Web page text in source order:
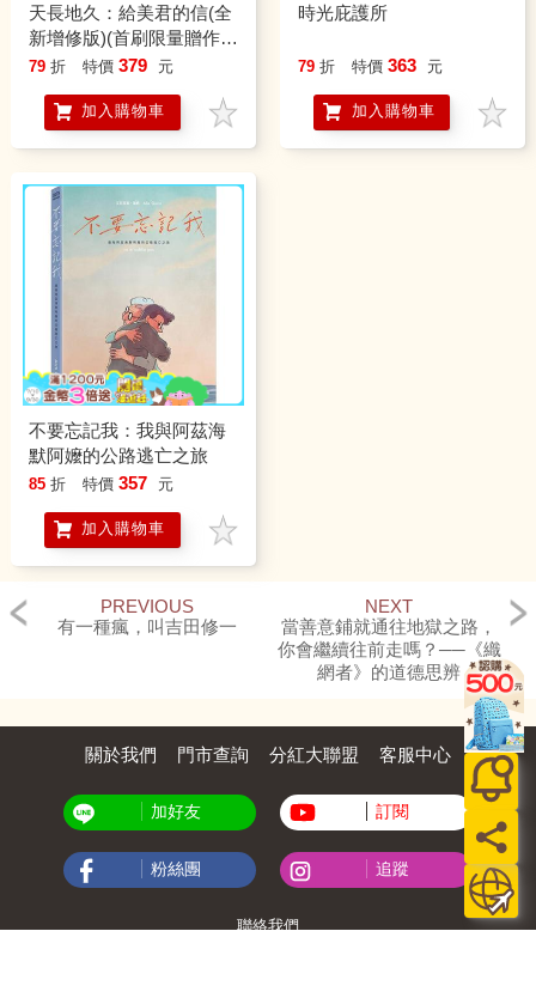
天長地久：給美君的信(全
新增修版)(首刷限量贈作者
手跡卡片)
79 折 特價 379 元
加入購物車
時光庇護所
79 折 特價 363 元
加入購物車
不要忘記我：我與阿茲海
默阿嬤的公路逃亡之旅
85 折 特價 357 元
加入購物車
PREVIOUS
有一種瘋，叫吉田修一
NEXT
當善意鋪就通往地獄之路，
你會繼續往前走嗎？──《織
網者》的道德思辨
關於我們 門市查詢 分紅大聯盟 客服中心
加好友 訂閱
粉絲團 追蹤
聯絡我們